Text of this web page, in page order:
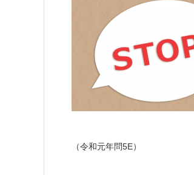
（令和元年問5E）